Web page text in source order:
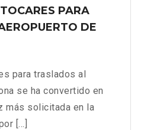
PARA
DE
para traslados al
se ha convertido en
más solicitada en la
[...]